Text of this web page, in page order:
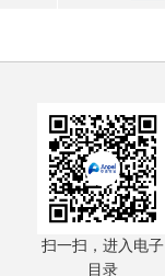
扫一扫，进入电子
目录